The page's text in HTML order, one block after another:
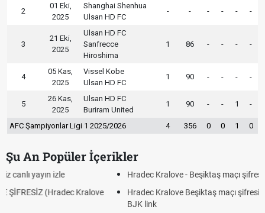
2
01 Eki,
2025
Shanghai Shenhua
Ulsan HD FC
- - - - - -
3
21 Eki,
2025
Ulsan HD FC
Sanfrecce
Hiroshima
1 86 - - - -
4
05 Kas,
2025
Vissel Kobe
Ulsan HD FC
1 90 - - - -
5
26 Kas,
2025
Ulsan HD FC
Buriram United
1 90 - - 1 -
AFC Şampiyonlar Ligi 1 2025/2026 4 356 0 0 1 0
Şu An Popüler İçerikler
Hradec Kralove - Beşiktaş maçı şifresiz izle canlı tv100 linki
Hradec Kralove Beşiktaş maçı şifresiz tv100 izle, Hradec Kralove